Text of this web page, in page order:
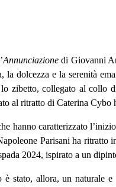
Annunciazionedi Giovanni
dolcezza e la serenità
zibetto, collegato al
al ritratto di Caterina Cybo
hanno caratterizzato
Parisani ha ritratto
2024, ispirato a un
stato, allora, un naturale